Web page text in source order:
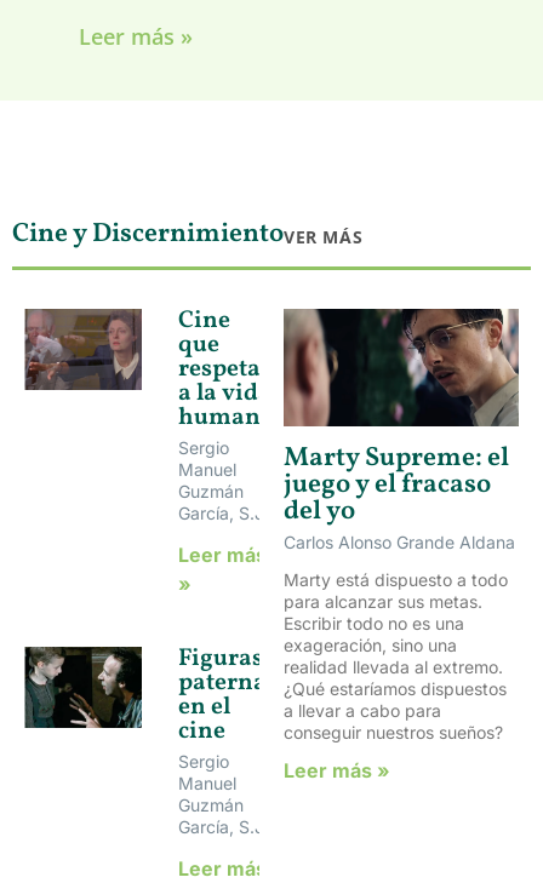
Leer más »
Cine y DiscernimientoVER MÁS
Cine
que
respeta
a la vida
humana
Sergio
Manuel
Guzmán
García, S.J.
Leer más
»
Figuras
paternas
en el
cine
Sergio
Manuel
Guzmán
García, S.J.
Leer más
Marty Supreme: el
juego y el fracaso
del yo
Carlos Alonso Grande Aldana
Marty está dispuesto a todo
para alcanzar sus metas.
Escribir todo no es una
exageración, sino una
realidad llevada al extremo.
¿Qué estaríamos dispuestos
a llevar a cabo para
conseguir nuestros sueños?
Leer más »